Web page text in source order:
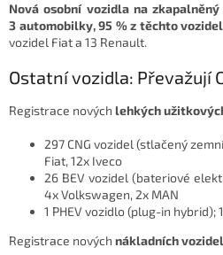
Nová osobní vozidla na
3 automobilky, 95 % z těchto
vozidel Fiat a 13 Renault.
Ostatní vozidla: Převažují
Registrace nových lehkých
297 CNG vozidel (stlačený
Fiat, 12x Iveco
26 BEV vozidel (bateriové
4x Volkswagen, 2x MAN
1 PHEV vozidlo (plug-in hybrid);
Registrace nových nákladních vozidel